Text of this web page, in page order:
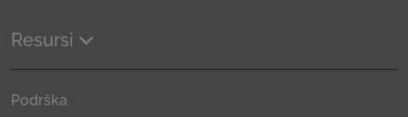
Resursi
Podrška